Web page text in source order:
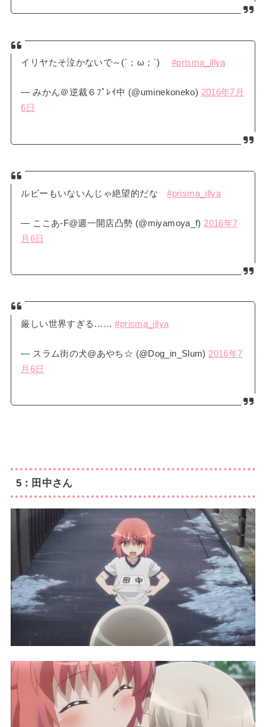
イリヤたそ泣かないで～(´；ω；`) #prisma_illya
— みかん＠逆裁６ﾌﾟﾚｲ中 (@uminekoneko) 2016年7月
6日
ルビーもいないんじゃ絶望的だな#prisma_illya
— ここあ-F@週一開店凸勢 (@miyamoya_f) 2016年7
月6日
厳しい世界すぎる……#prisma_illya
— スラム街の犬@あやち☆ (@Dog_in_Slum) 2016年7
月6日
5：田中さん